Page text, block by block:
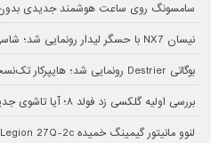
سامسونگ روی ساعت هوشمند جدیدی بدون
نیسان NX7 با حسگر لیدار رونمایی شد؛ شاسی‌بلند جدید با همکاری دانگ‌فنگ چین
بوگاتی Destrier رونمایی شد؛ هایپرکار تک‌نسخه الهام‌گرفته از Bolide
بررسی اولیه گلکسی زد فولد ۸؛ آیا تاشوی جدید سامسونگ ارزش خرید دارد؟
لنوو مانیتور گیمینگ خمیده Legion 27Q-2c را با نرخ تازه‌سازی 240 هرتز معرفی کرد